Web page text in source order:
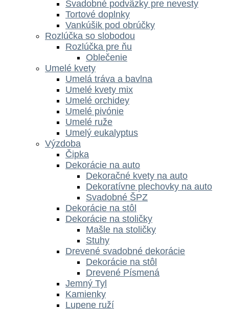
Svadobné podväzky pre nevesty
Tortové doplnky
Vankúšik pod obrúčky
Rozlúčka so slobodou
Rozlúčka pre ňu
Oblečenie
Umelé kvety
Umelá tráva a bavlna
Umelé kvety mix
Umelé orchidey
Umelé pivónie
Umelé ruže
Umelý eukalyptus
Výzdoba
Čipka
Dekorácie na auto
Dekoračné kvety na auto
Dekoratívne plechovky na auto
Svadobné ŠPZ
Dekorácie na stôl
Dekorácie na stoličky
Mašle na stoličky
Stuhy
Drevené svadobné dekorácie
Dekorácie na stôl
Drevené Písmená
Jemný Tyl
Kamienky
Lupene ruží